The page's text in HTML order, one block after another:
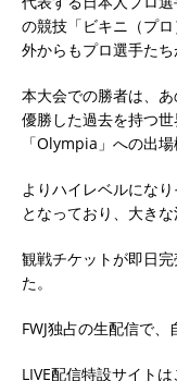
の競技「ビキニ（プ
外からもプロ選手たち
本大会での勝者は、
優勝した過去を持つ
「Olympia」への出
よりハイレベルにな
となっており、大き
観戦チケットが即日
た。
FWJ独占の生配信で、
LIVE配信特設サイト